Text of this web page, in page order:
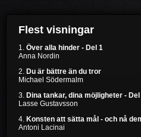
Flest visningar
1. Över alla hinder - Del 1
Anna Nordin
2. Du är bättre än du tror
Michael Södermalm
3. Dina tankar, dina möjligheter - Del
Lasse Gustavsson
4. Konsten att sätta mål - och nå
Antoni Lacinai